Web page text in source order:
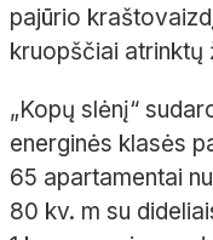
pajūrio
kruopščiai atrinktų
„Kopų slėnį“
energinės klasės
65 apartamentai
80 kv. m su